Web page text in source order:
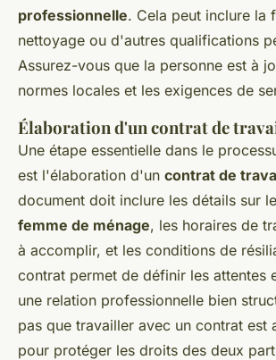
professionnelle. Cela peut inclure la
nettoyage ou d'autres qualifications
Assurez-vous que la personne est à
normes locales et les exigences de
Élaboration d'un contrat de
Une étape essentielle dans le
est l'élaboration d'un contrat de
document doit inclure les détails sur
femme de ménage, les horaires de
à accomplir, et les conditions de
contrat permet de définir les attentes
une relation professionnelle bien
pas que travailler avec un contrat est
pour protéger les droits des deux